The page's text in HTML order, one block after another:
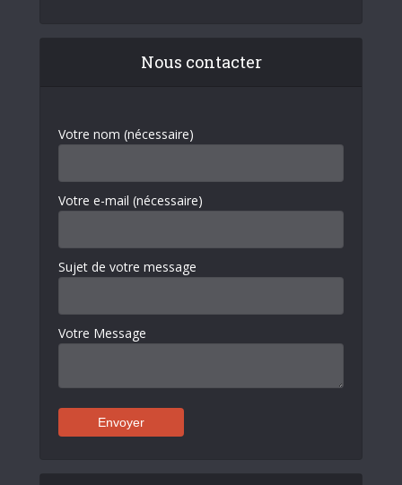
Nous contacter
Votre nom (nécessaire)
Votre e-mail (nécessaire)
Sujet de votre message
Votre Message